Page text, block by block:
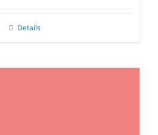
Details